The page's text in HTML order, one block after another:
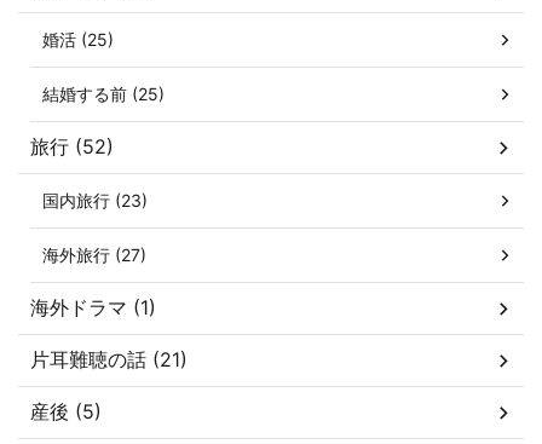
婚活 (25)
結婚する前 (25)
旅行 (52)
国内旅行 (23)
海外旅行 (27)
海外ドラマ (1)
片耳難聴の話 (21)
産後 (5)